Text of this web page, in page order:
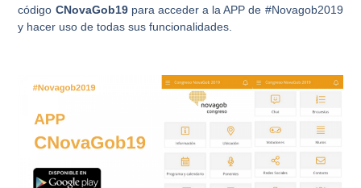
código CNovaGob19para acceder a la APP de #Novagob2019
y hacer uso de todas sus funcionalidades.